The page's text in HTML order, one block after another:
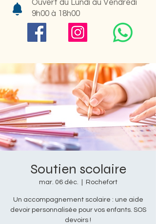
Ouvert du Lundi au Vendredi
9h00 à 18h00
Soutien scolaire
mar. 06 déc. Rochefort
Un accompagnement scolaire : une aide
devoir personnalisée pour vos enfants. SOS
devoirs !